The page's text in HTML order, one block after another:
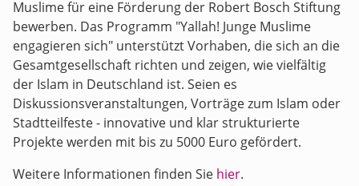
Muslime für eine Förderung der Robert Bosch Stiftung
bewerben. Das Programm "Yallah! Junge Muslime
engagieren sich" unterstützt Vorhaben, die sich an die
Gesamtgesellschaft richten und zeigen, wie vielfältig
der Islam in Deutschland ist. Seien es
Diskussionsveranstaltungen, Vorträge zum Islam oder
Stadtteilfeste - innovative und klar strukturierte
Projekte werden mit bis zu 5000 Euro gefördert.
Weitere Informationen finden Sie hier.